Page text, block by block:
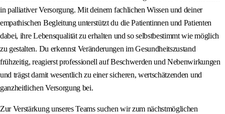
in palliativer Versorgung. Mit deinem fachlichen Wissen und deiner
empathischen Begleitung unterstützt du die Patientinnen und Patienten
dabei, ihre Lebensqualität zu erhalten und so selbstbestimmt wie möglich
zu gestalten. Du erkennst Veränderungen im Gesundheitszustand
frühzeitig, reagierst professionell auf Beschwerden und Nebenwirkungen
und trägst damit wesentlich zu einer sicheren, wertschätzenden und
ganzheitlichen Versorgung bei.
Zur Verstärkung unseres Teams suchen wir zum nächstmöglichen